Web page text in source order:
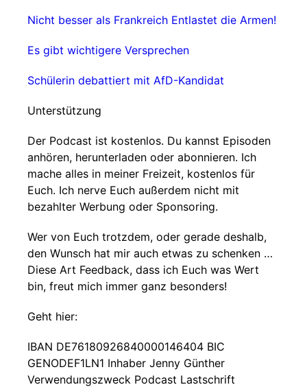
Nicht besser als Frankreich Entlastet die Armen!
Es gibt wichtigere Versprechen
Schülerin debattiert mit AfD-Kandidat
Unterstützung
Der Podcast ist kostenlos. Du kannst Episoden
anhören, herunterladen oder abonnieren. Ich
mache alles in meiner Freizeit, kostenlos für
Euch. Ich nerve Euch außerdem nicht mit
bezahlter Werbung oder Sponsoring.
Wer von Euch trotzdem, oder gerade deshalb,
den Wunsch hat mir auch etwas zu schenken …
Diese Art Feedback, dass ich Euch was Wert
bin, freut mich immer ganz besonders!
Geht hier:
IBAN DE76180926840000146404 BIC
GENODEF1LN1 Inhaber Jenny Günther
Verwendungszweck Podcast Lastschrift